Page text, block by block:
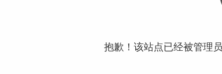
抱歉！该站点已经被管理